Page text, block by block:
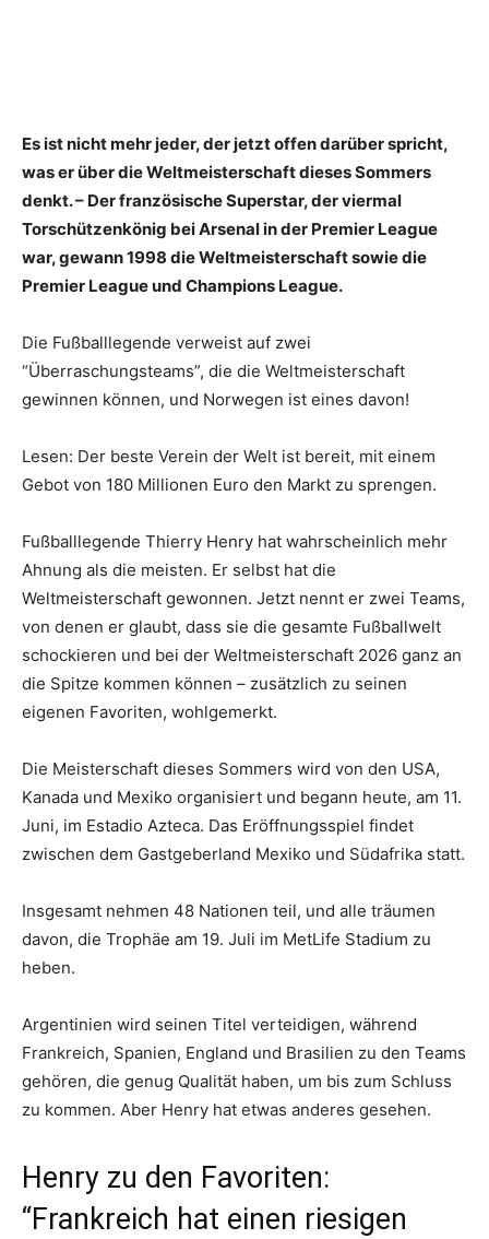
Es ist nicht mehr jeder, der jetzt offen darüber spricht,
was er über die Weltmeisterschaft dieses Sommers
denkt. – Der französische Superstar, der viermal
Torschützenkönig bei Arsenal in der Premier League
war, gewann 1998 die Weltmeisterschaft sowie die
Premier League und Champions League.
Die Fußballlegende verweist auf zwei
“Überraschungsteams”, die die Weltmeisterschaft
gewinnen können, und Norwegen ist eines davon!
Lesen: Der beste Verein der Welt ist bereit, mit einem
Gebot von 180 Millionen Euro den Markt zu sprengen.
Fußballlegende Thierry Henry hat wahrscheinlich mehr
Ahnung als die meisten. Er selbst hat die
Weltmeisterschaft gewonnen. Jetzt nennt er zwei Teams,
von denen er glaubt, dass sie die gesamte Fußballwelt
schockieren und bei der Weltmeisterschaft 2026 ganz an
die Spitze kommen können – zusätzlich zu seinen
eigenen Favoriten, wohlgemerkt.
Die Meisterschaft dieses Sommers wird von den USA,
Kanada und Mexiko organisiert und begann heute, am 11.
Juni, im Estadio Azteca. Das Eröffnungsspiel findet
zwischen dem Gastgeberland Mexiko und Südafrika statt.
Insgesamt nehmen 48 Nationen teil, und alle träumen
davon, die Trophäe am 19. Juli im MetLife Stadium zu
heben.
Argentinien wird seinen Titel verteidigen, während
Frankreich, Spanien, England und Brasilien zu den Teams
gehören, die genug Qualität haben, um bis zum Schluss
zu kommen. Aber Henry hat etwas anderes gesehen.
Henry zu den Favoriten:
“Frankreich hat einen riesigen